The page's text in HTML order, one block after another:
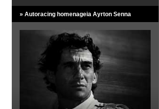
» Autoracing homenageia Ayrton Senna